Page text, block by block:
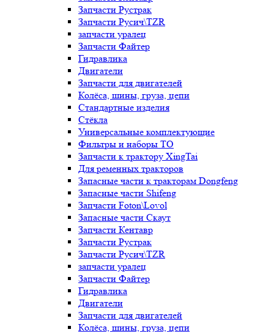
Запчасти Рустрак
Запчасти Русич\TZR
запчасти уралец
Запчасти Файтер
Гидравлика
Двигатели
Запчасти для двигателей
Колёса, шины, груза, цепи
Стандартные изделия
Стёкла
Универсальные комплектующие
Фильтры и наборы ТО
Запчасти к трактору XingTai
Для ременных тракторов
Запасные части к тракторам Dongfeng
Запасные части Shifeng
Запчасти Foton\Lovol
Запасные части Скаут
Запчасти Кентавр
Запчасти Рустрак
Запчасти Русич\TZR
запчасти уралец
Запчасти Файтер
Гидравлика
Двигатели
Запчасти для двигателей
Колёса, шины, груза, цепи